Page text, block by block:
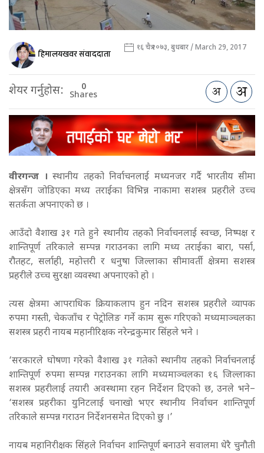
हिमालयखवर संवाददाता १६ चैत्र २०७३, बुधबार / March 29, 2017
शेयर गर्नुहोस: 0
Shares
वीरगन्ज । स्थानीय तहको निर्वाचनलाई मध्यनजर गर्दै भारतीय सीमा
क्षेत्रसँग जोडिएका मध्य तराईका विभिन्न नाकामा सशस्त्र प्रहरीले उच्च
सतर्कता अपनाएको छ ।
आउँदो वैशाख ३१ गते हुने स्थानीय तहकोे निर्वाचनलाई स्वच्छ, निष्पक्ष र
शान्तिपूर्ण तरिकाले सम्पन्न गराउनका लागि मध्य तराईका बारा, पर्सा,
रौतहट, सर्लाही, महोत्तरी र धनुषा जिल्लाका सीमावर्ती क्षेत्रमा सशस्त्र
प्रहरीले उच्च सुरक्षा व्यवस्था अपनाएको हो ।
त्यस क्षेत्रमा आपराधिक क्रियाकलाप हुन नदिन सशस्त्र प्रहरीले व्यापक
रुपमा गस्ती, चेकजाँच र पेट्रोलिङ गर्ने काम सुरू गरिएको मध्यमाञ्चलका
सशस्त्र प्रहरी नायब महानीरिक्षक नरेन्द्रकुमार सिंहले भने ।
‘सरकारले घोषणा गरेको वैशाख ३१ गतेको स्थानीय तहको निर्वाचनलाई
शान्तिपूर्ण रुपमा सम्पन्न गराउनका लागि मध्यमाञ्चलका १६ जिल्लाका
सशस्त्र प्रहरीलाई तयारी अवस्थामा रहन निर्देशन दिएको छ, उनले भने–
‘सशस्त्र प्रहरीका युनिटलाई चनाखो भएर स्थानीय निर्वाचन शान्तिपूर्ण
तरिकाले सम्पन्न गराउन निर्देशनसमेत दिएको छु ।’
नायब महानिरीक्षक सिंहले निर्वाचन शान्तिपूर्ण बनाउने सवालमा धेरै चुनौती